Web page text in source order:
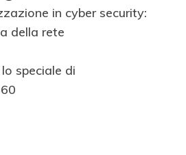
in cyber security:
della rete
speciale di